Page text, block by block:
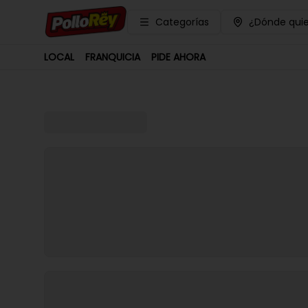
Categorías ¿Dónde
LOCAL FRANQUICIA PIDE AHORA